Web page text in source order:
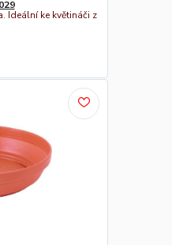
Ideální ke květináči z